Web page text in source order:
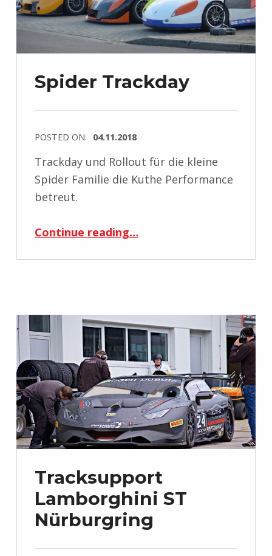
Spider Trackday
POSTED ON: 04.11.2018
Trackday und Rollout für die kleine
Spider Familie die Kuthe Performance
betreut.
Continue reading…
Tracksupport
Lamborghini ST
Nürburgring